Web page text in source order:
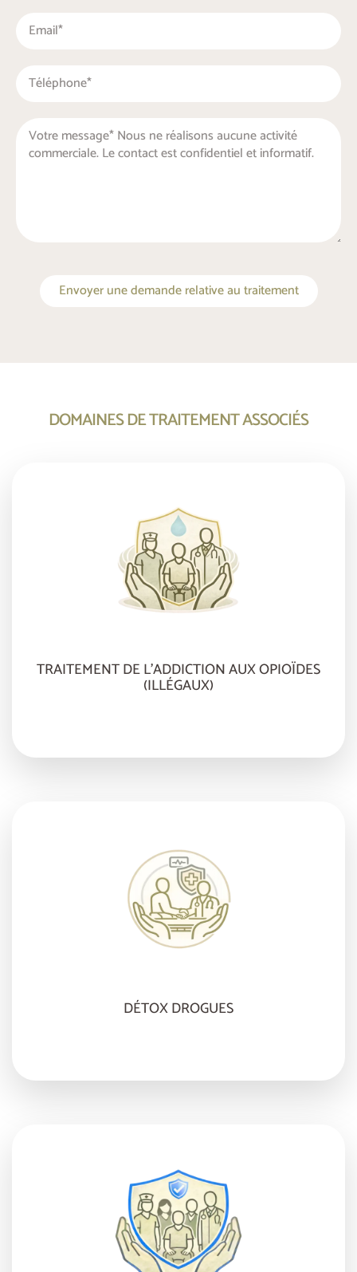
Envoyer une demande relative au traitement
DOMAINES DE TRAITEMENT ASSOCIÉS
TRAITEMENT DE L’ADDICTION AUX OPIOÏDES
(ILLÉGAUX)
DÉTOX DROGUES